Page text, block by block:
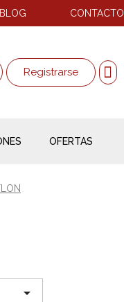
BLOG CONTACTO
Registrarse
OFERTAS
